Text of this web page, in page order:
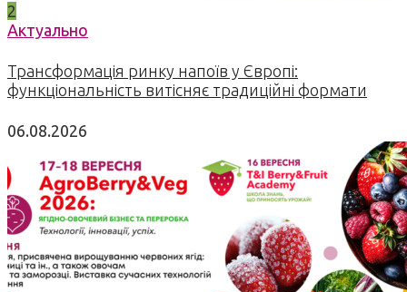
2
Актуально
Трансформація ринку напоїв у Європі:
функціональність витісняє традиційні формати
06.08.2026